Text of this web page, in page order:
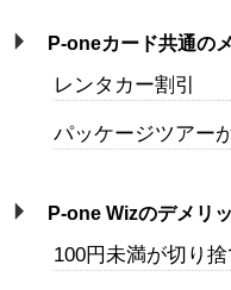
P-oneカード共通の
レンタカー割引
パッケージツアー
P-one Wizのデメリ
100円未満が切り捨